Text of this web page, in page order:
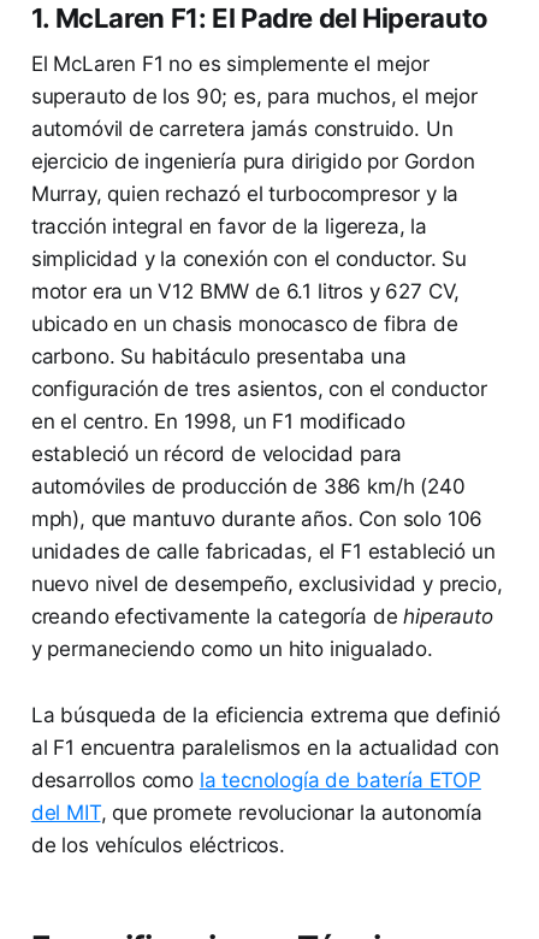
1. McLaren F1: El Padre del Hiperauto
El McLaren F1 no es simplemente el mejor
superauto de los 90; es, para muchos, el mejor
automóvil de carretera jamás construido. Un
ejercicio de ingeniería pura dirigido por Gordon
Murray, quien rechazó el turbocompresor y la
tracción integral en favor de la ligereza, la
simplicidad y la conexión con el conductor. Su
motor era un V12 BMW de 6.1 litros y 627 CV,
ubicado en un chasis monocasco de fibra de
carbono. Su habitáculo presentaba una
configuración de tres asientos, con el conductor
en el centro. En 1998, un F1 modificado
estableció un récord de velocidad para
automóviles de producción de 386 km/h (240
mph), que mantuvo durante años. Con solo 106
unidades de calle fabricadas, el F1 estableció un
nuevo nivel de desempeño, exclusividad y precio,
creando efectivamente la categoría dehiperauto
y permaneciendo como un hito inigualado.
La búsqueda de la eficiencia extrema que definió
al F1 encuentra paralelismos en la actualidad con
desarrollos como la tecnología de batería ETOP
del MIT, que promete revolucionar la autonomía
de los vehículos eléctricos.